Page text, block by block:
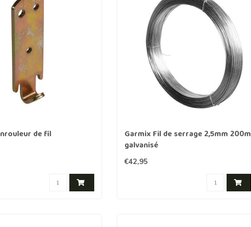
Tapis en roseaux
Clôture électriques
Fil de barbelé
Filets de protection jardin
de fil
Garmix Fil de serrage 2,5mm 200m
galvanisé
€42,95